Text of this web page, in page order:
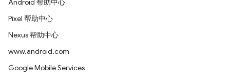
Android 帮助中心
Pixel 帮助中心
Nexus 帮助中心
www.android.com
Google Mobile Services